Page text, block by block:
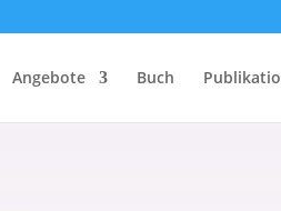
Angebote Buch